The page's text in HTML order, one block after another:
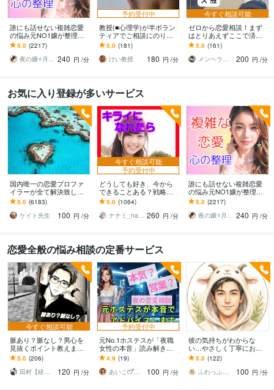
誰にも話せない複雑恋愛
の悩み元NO1嬢が整理し
ます 夜職女性への恋・夜
職恋愛・不倫・片思い・
年の差・遠距離・失恋
5.0 (2217)
夜の嬢⭐月島みと｜複雑恋愛カウンセラー 240 円 /分
予約受付中
教授(■心理学)が半ボラン
ティアでご相談にのりま
す プロカウンセリングや
経験者アドバイス等では
解決不可の方へも。
5.0 (181)
けい教授
180 円 /分
今すぐ相談可能
ゼロから恋愛相談！まず
はとりあえずここで済ま
す 元No.1ホスト（1年以
上継続）えのが完全版戦
略恋愛サポート
5.0 (161)
メンヘラ救世主 えの
200 円 /分
お気に入り登録が多いサービス
国内唯一の恋愛プロファ
イラーが全て解決致しま
す 恋愛・片想い・夫婦etc
どんな悩みでも解決でき
ます！
5.0 (6183)
ケイト先生
100 円 /分
今すぐ相談可能
予約受付中
どうしても好き、今から
できることある？戦略立
てます 可能性を上げる作
業をしましょう⭐️具体的な
次の一手を考えます
5.0 (1064)
ナナミ_nanami 260 円 /分
誰にも話せない複雑恋愛
の悩み元NO1嬢が整理し
ます 夜職女性への恋・夜
職恋愛・不倫・片思い・
年の差・遠距離・失恋
5.0 (2217)
夜の嬢⭐月島みと｜複雑恋愛カウンセラー 240 円 /分
恋愛全般の悩み相談の定番サービス
今すぐ相談可能
脈あり？脈なし？男心を
見抜くポイント教えます
☆気になる彼の言動LINE
の内容モヤモヤする気持
ち解消します
5.0 (206)
田村【経験豊富な恋愛マスター】
120 円 /分
予約受付中
元No.1ホステスが「夜職
女性の本音」読み解きま
す キャバ嬢・ホステスと
の恋愛相談/男性限定
4.9 (19)
あいこꯁꯧあなたの心友しんゆう
100 円 /分
彼の気持ちがわからな
い…やさしく丁寧にお伝
えします 彼の本音を徹底
解説☘️知る→落ちつく→
冷静に考える→行動する
5.0 (122)
ふわっふわのカシミヤ
100 円 /分